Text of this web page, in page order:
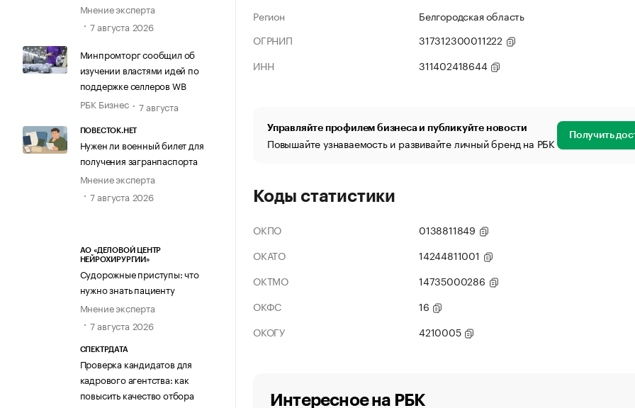
Мнение эксперта
7 августа 2026
Минпромторг сообщил об
изучении властями идей по
поддержке селлеров WB
РБК Бизнес
7 августа
ПОВЕСТОК.НЕТ
Нужен ли военный билет для
получения загранпаспорта
Мнение эксперта
7 августа 2026
АО «ДЕЛОВОЙ ЦЕНТР
НЕЙРОХИРУРГИИ»
Судорожные приступы: что
нужно знать пациенту
Мнение эксперта
7 августа 2026
СПЕКТРДАТА
Проверка кандидатов для
кадрового агентства: как
повысить качество отбора
Регион
Белгородская область
ОГРНИП
317312300011222
ИНН
311402418644
Управляйте профилем бизнеса и публикуйте новости
Повышайте узнаваемость и развивайте личный бренд на РБК Получить
Коды статистики
ОКПО
0138811849
ОКАТО
14244811001
ОКТМО
14735000286
ОКФС
16
ОКОГУ
4210005
Интересное на РБК